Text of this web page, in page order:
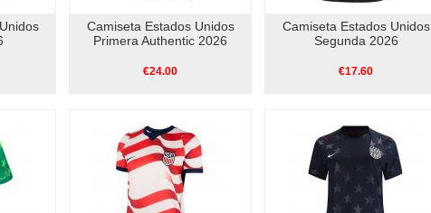
Camiseta Estados Unidos
Primera Authentic 2026
€24.00
Camiseta Estados Unidos
Segunda 2026
€17.60